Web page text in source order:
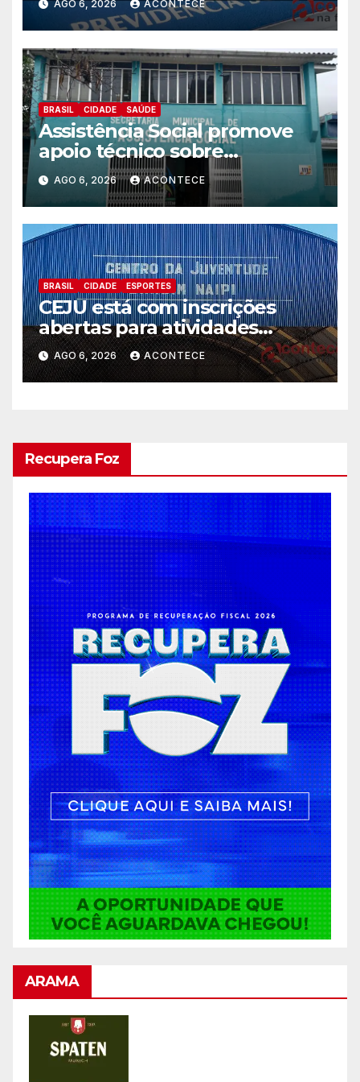
AGO 6, 2026 ACONTECE
BRASIL CIDADE SAÚDE
Assistência Social promove
apoio técnico sobre
preparação e resposta a
situações de emergência e
calamidade pública
AGO 6, 2026 ACONTECE
BRASIL CIDADE ESPORTES
CEJU está com inscrições
abertas para atividades
gratuitas
AGO 6, 2026 ACONTECE
Recupera Foz
ARAMA